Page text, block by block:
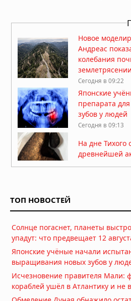
Новое
Андреас
колебания
землетрясении
Сегодня в 09:22
Японские
препарата
зубов у людей
Сегодня в 09:13
На дне Тихого
древнейшей
Сегодня в 08:30
В песках
неизвестный
созданный
Сегодня в 07:00
Неведомый
изменило
океаном
ТОП НОВОСТЕЙ
Солнце погаснет, планеты
упадут: что предвещает 12
Японские учёные начали
выращивания новых зубов у
Исчезновение правителя Мали:
кораблей ушёл в Атлантику и не